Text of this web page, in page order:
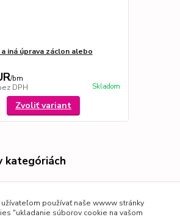
iná úprava záclon alebo
/bm
DPH Skladom
Zvoliť variant
kategóriách
používať naše wwww stránky
"ukladanie súborov cookie na vašom